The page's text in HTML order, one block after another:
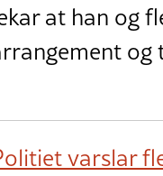
at han og
varslar